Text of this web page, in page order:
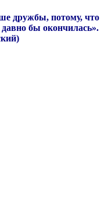
дружбы, потому, что
бы окончилась».